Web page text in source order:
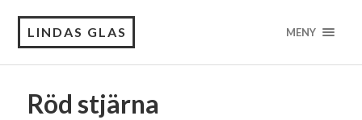
LINDAS GLAS MENY
Röd stjärna